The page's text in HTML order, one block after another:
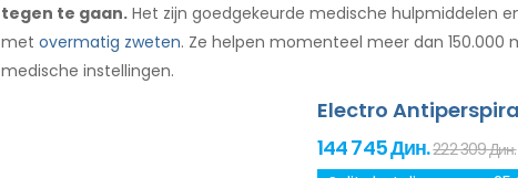
tegen te gaan. Het zijn goedgekeurde medische hulpmiddelen
met overmatig zweten. Ze helpen momenteel meer dan 150.000
medische instellingen.
Electro
144 745 Дин.222 309 Дин.